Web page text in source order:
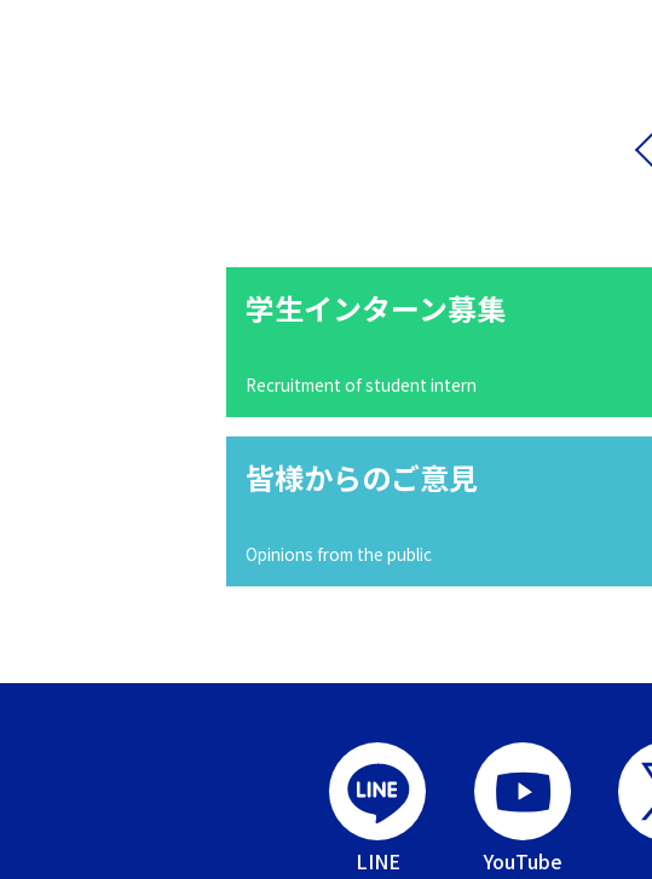
学生インターン募集
Recruitment of student intern
皆様からのご意見
Opinions from the public
LINE YouTube